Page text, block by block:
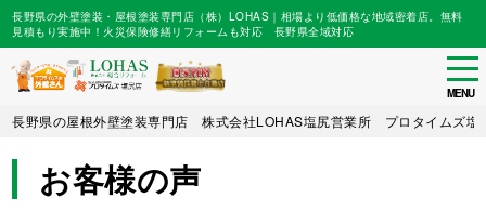
Skip
main
content
長野県の外壁塗装・屋根塗装専門店（株）LOHAS｜相場より低価格な地域密着店。無料
見積もり実施中！火災保険修繕リフォームも対応 長野県全域対応
MENU
長野県の屋根外壁塗装専門店 株式会社LOHAS塩尻営業所 プロタイムズ塩
お客様の声